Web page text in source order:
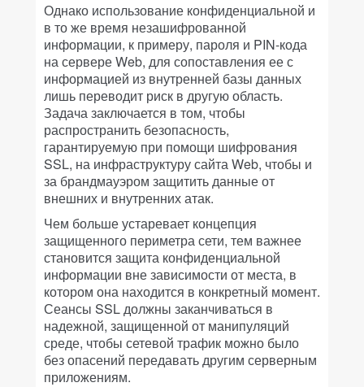
Однако использование конфиденциальной и
в то же время незашифрованной
информации, к примеру, пароля и PIN-кода
на сервере Web, для сопоставления ее с
информацией из внутренней базы данных
лишь переводит риск в другую область.
Задача заключается в том, чтобы
распространить безопасность,
гарантируемую при помощи шифрования
SSL, на инфраструктуру сайта Web, чтобы и
за брандмауэром защитить данные от
внешних и внутренних атак.
Чем больше устаревает концепция
защищенного периметра сети, тем важнее
становится защита конфиденциальной
информации вне зависимости от места, в
котором она находится в конкретный момент.
Сеансы SSL должны заканчиваться в
надежной, защищенной от манипуляций
среде, чтобы сетевой трафик можно было
без опасений передавать другим серверным
приложениям.